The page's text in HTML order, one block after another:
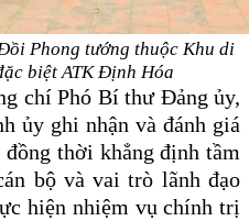
Phong tướng thuộc Khu di
biệt ATK Định Hóa
chí Phó Bí thư Đảng ủy,
ủy ghi nhận và đánh giá
đồng thời khẳng định tầm
bộ và vai trò lãnh đạo
hiện nhiệm vụ chính trị